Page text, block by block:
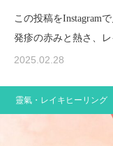
この投稿をInstagram
発疹の赤みと熱さ、
2025.02.28
靈氣・レイキヒーリング